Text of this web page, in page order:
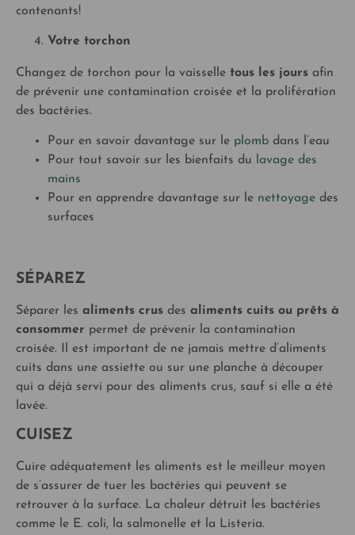
contenants!
Votre torchon
Changez de torchon pour la vaisselle tous les jours afin
de prévenir une contamination croisée et la prolifération
des bactéries.
Pour en savoir davantage sur le plomb dans l’eau
Pour tout savoir sur les bienfaits du lavage des
mains
Pour en apprendre davantage sur le nettoyage des
surfaces
SÉPAREZ
Séparer les aliments crus des aliments cuits ou prêts à
consommer permet de prévenir la contamination
croisée. Il est important de ne jamais mettre d’aliments
cuits dans une assiette ou sur une planche à découper
qui a déjà servi pour des aliments crus, sauf si elle a été
lavée.
CUISEZ
Cuire adéquatement les aliments est le meilleur moyen
de s’assurer de tuer les bactéries qui peuvent se
retrouver à la surface. La chaleur détruit les bactéries
comme le E. coli, la salmonelle et la Listeria.